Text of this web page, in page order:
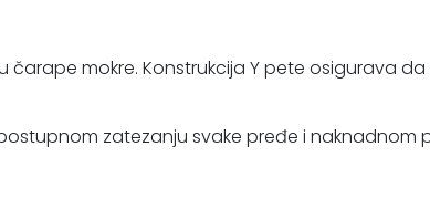
mokre. Konstrukcija Y pete osigurava
zatezanju svake pređe i naknadnom